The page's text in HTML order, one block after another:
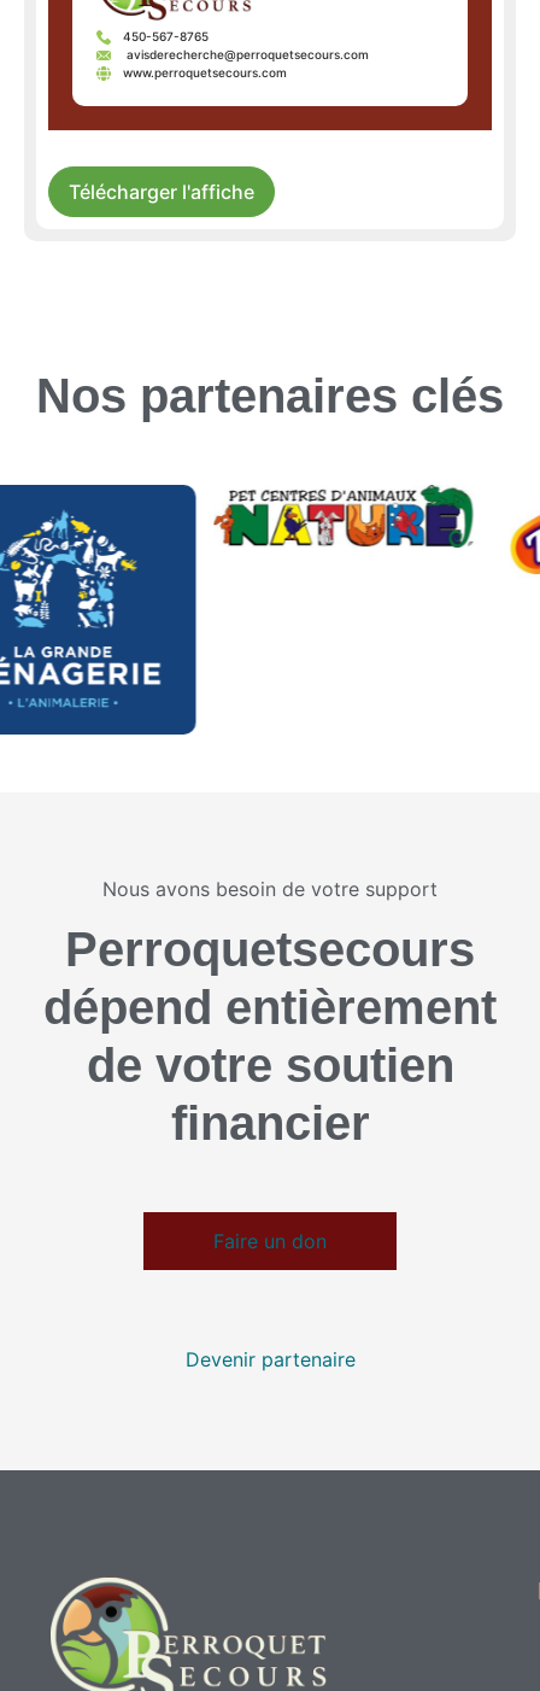
450-567-8765
avisderecherche@perroquetsecours.com
www.perroquetsecours.com
Télécharger l'affiche
Nos partenaires clés
Nous avons besoin de votre support
Perroquetsecours
dépend entièrement
de votre soutien
financier
Faire un don
Devenir partenaire